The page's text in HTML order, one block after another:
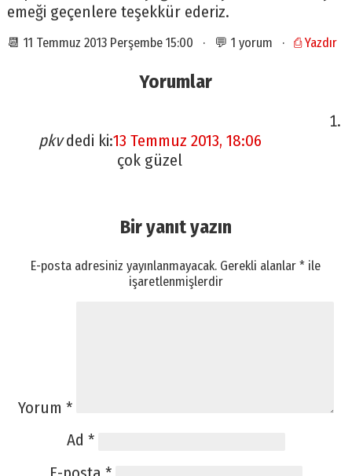
emeği geçenlere teşekkür ederiz.
📆 11 Temmuz 2013 Perşembe 15:00 · 💬 1 yorum · ⎙ Yazdır
Yorumlar
pkv dedi ki:13 Temmuz 2013, 18:06
çok güzel
Bir yanıt yazın
E-posta adresiniz yayınlanmayacak. Gerekli alanlar* ile
işaretlenmişlerdir
Yorum *
Ad *